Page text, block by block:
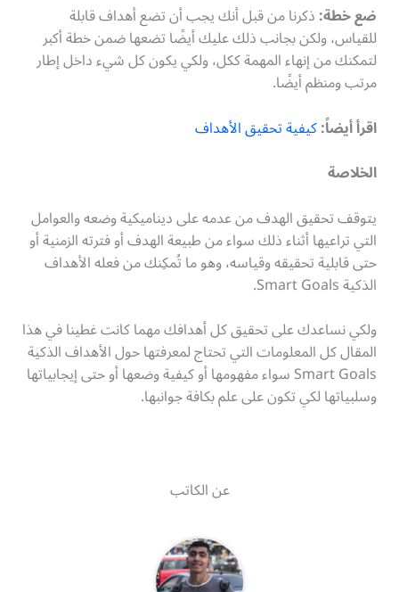
ضع خطة:ذكرنا من قبل أنك يجب أن تضع أهداف قابلة
للقياس، ولكن بجانب ذلك عليك أيضًا تضعها ضمن خطة أكبر
لتمكنك من إنهاء المهمة ككل، ولكي يكون كل شيء داخل إطار
مرتب ومنظم أيضًا.
اقرأ أيضاً:كيفية تحقيق الأهداف
الخلاصة
يتوقف تحقيق الهدف من عدمه على ديناميكية وضعه والعوامل
التي تراعيها أثناء ذلك سواء من طبيعة الهدف أو فترته الزمنية أو
حتى قابلية تحقيقه وقياسه، وهو ما تُمكِنك من فعله الأهداف
الذكية Smart Goals.
ولكي نساعدك على تحقيق كل أهدافك مهما كانت غطينا في هذا
المقال كل المعلومات التي تحتاج لمعرفتها حول الأهداف الذكية
Smart Goals سواء مفهومها أو كيفية وضعها أو حتى إيجابياتها
وسلبياتها لكي تكون على علم بكافة جوانبها.
عن الكاتب